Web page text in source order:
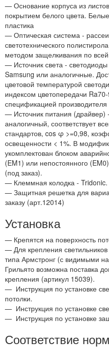
— Основание корпуса из
покрытием белого цвета.
пластика
— Оптическая система -
светотехнического
методом защелкивания по
— Источник света -
Samsung или аналогичные.
цветовой температурой
индексом цветопередачи
спецификацией производителя
— Источник питания (драйвер)
аналогичный, соответствует
стандартов, cos φ >=0,98,
освещенности < 1%. В
укомплектован блоком
(EM1) или непостоянного
(под заказ).
— Клеммная колодка - Tridonic.
— Защитная решетка для
заказу (арт.12014)
Установка
— Крепятся на поверхность
— Для крепления
типа Армстронг (с видимыми
Грильято возможна поставка
крепления (артикул 15039).
— Инструкция по установке
потолки.
— Инструкция по установке
— Инструкция по установке
Соответствие